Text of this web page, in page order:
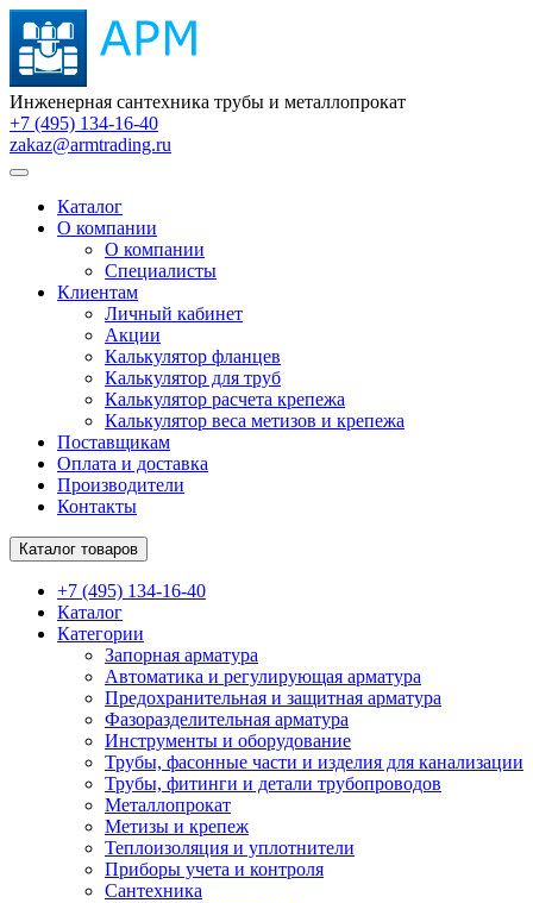
Инженерная сантехника трубы и металлопрокат
+7 (495) 134-16-40
zakaz@armtrading.ru
Каталог
О компании
О компании
Специалисты
Клиентам
Личный кабинет
Акции
Калькулятор фланцев
Калькулятор для труб
Калькулятор расчета крепежа
Калькулятор веса метизов и крепежа
Поставщикам
Оплата и доставка
Производители
Контакты
Каталог товаров
+7 (495) 134-16-40
Каталог
Категории
Запорная арматура
Автоматика и регулирующая арматура
Предохранительная и защитная арматура
Фазоразделительная арматура
Инструменты и оборудование
Трубы, фасонные части и изделия для канализации
Трубы, фитинги и детали трубопроводов
Металлопрокат
Метизы и крепеж
Теплоизоляция и уплотнители
Приборы учета и контроля
Сантехника